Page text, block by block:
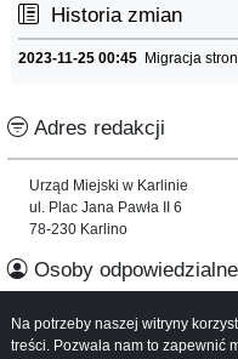
Historia zmian
2023-11-25 00:45 Migracja
Adres redakcji
Urząd Miejski w Karlinie
ul. Plac Jana Pawła II 6
78-230 Karlino
Osoby
Informacje o serwisie
Na potrzeby naszej witryny
treści. Pozwala nam to zapewnić